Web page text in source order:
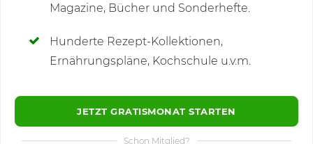
Magazine, Bücher und Sonderhefte.
Hunderte Rezept-Kollektionen,
Ernährungspläne, Kochschule u.v.m.
JETZT GRATISMONAT STARTEN
Schon Mitglied?
Kommentare(30)